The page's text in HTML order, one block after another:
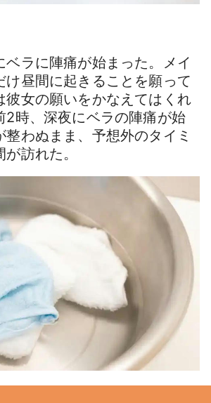
ベラに陣痛が始まった。メイ
け昼間に起きることを願って
彼女の願いをかなえてはくれ
2時、深夜にベラの陣痛が始
整わぬまま、予想外のタイミ
訪れた。